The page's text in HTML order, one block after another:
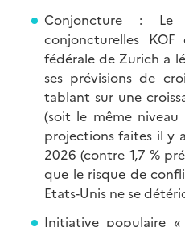
Conjoncture : Le
conjoncturelles KOF
fédérale de Zurich a
ses prévisions de
tablant sur une
(soit le même
projections faites il y
2026 (contre 1,7 %
que le risque de
Etats-Unis ne se
Initiative populaire «